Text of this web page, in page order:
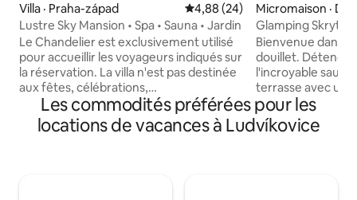
Villa · Praha-západ Note moyenne de 4,88 sur 5,
4,88 (24)
Lustre Sky Mansion • Spa • Sauna • Jardin
Le Chandelier est exclusivement utilisé
pour accueillir les voyageurs indiqués sur
la réservation. La villa n'est pas destinée
aux fêtes, célébrations,
rassemblements, tournages
commerciaux ou privés, et les visiteurs
ou les personnes extérieures à la
Micromaison ·
Glamping Skrytín 1
Bienvenue dans
douillet.
l'incroyable
terrasse avec un
igloos à proximité,
aiguilles ont la
situés dans les
Les commodités préférées pour les
locations de vacances à Ludvíkovice